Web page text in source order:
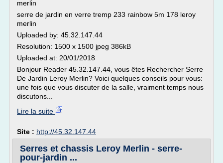
merlin
serre de jardin en verre tremp 233 rainbow 5m 178 leroy
merlin
Uploaded by: 45.32.147.44
Resolution: 1500 x 1500 jpeg 386kB
Uploaded at: 20/01/2018
Bonjour Reader 45.32.147.44, vous êtes Rechercher Serre
De Jardin Leroy Merlin? Voici quelques conseils pour vous:
une fois que vous discuter de la salle, vraiment temps nous
discutons...
Lire la suite
Site : http://45.32.147.44
Serres et chassis Leroy Merlin - serre-
pour-jardin ...